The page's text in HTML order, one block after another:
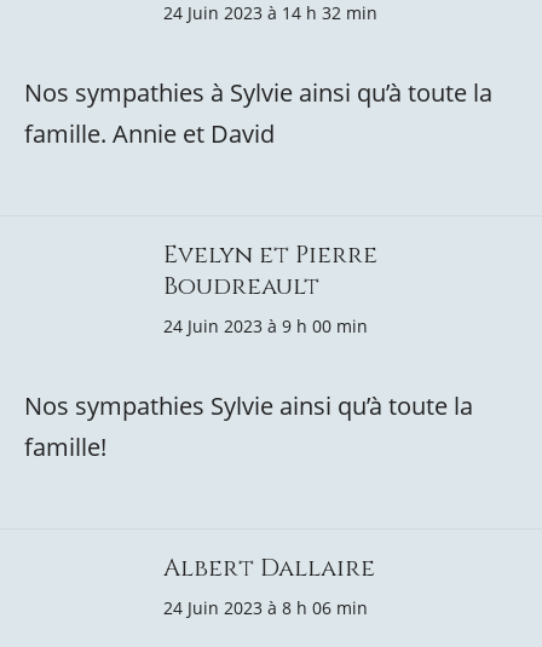
24 Juin 2023 à 14 h 32 min
Nos sympathies à Sylvie ainsi qu’à toute la
famille. Annie et David
Evelyn et Pierre
Boudreault
24 Juin 2023 à 9 h 00 min
Nos sympathies Sylvie ainsi qu’à toute la
famille!
Albert Dallaire
24 Juin 2023 à 8 h 06 min